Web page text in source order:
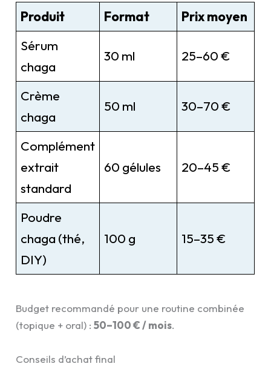
Produit Format
Prix moyen
Sérum
chaga
30 ml 25–60 €
Crème
chaga
50 ml 30–70 €
Complément
extrait
standard
60 gélules 20–45 €
Poudre
chaga (thé,
DIY)
100 g 15–35 €
Budget recommandé pour une routine combinée
(topique + oral) :50–100 € / mois.
Conseils d’achat final